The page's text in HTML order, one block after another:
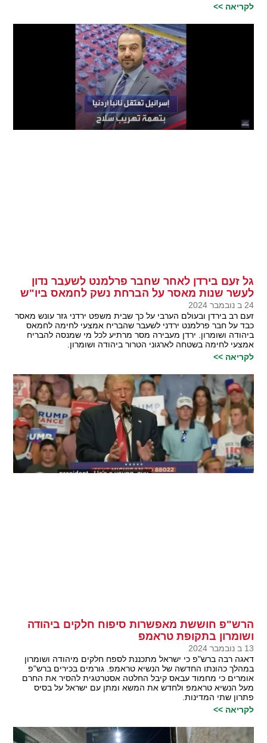
לקריאה >>
גל זעם בירדן לאחר שחבר פרלמנט לשעבר נדון
לעשר שנות מאסר על הברחת נשק לחמאס ביו"ש
24 ב נובמבר 2024
זעם רב בירדן ובעולם הערבי על כך שבית משפט ירדני גזר עונש מאסר
כבד על חבר פרלמנט ירדני לשעבר שהבריח אמצעי לחימה לחמאס
ביהודה ושומרון. ירדן מעבירה מסר מרתיע לכל מי שמנסה להבריח
אמצעי לחימה בשטחה לארגוני הטרור ביהודה ושומרון.
לקריאה >>
הרש"פ חוששת מאפשרות סיפוח חלקים ביהודה
ושומרון בתקופת טראמפ
13 ב נובמבר 2024
דאגה רבה ברש"פ כי ישראל מתכננת לספח חלקים מיהודה ושומרון
במהלך כהונתו החדשה של הנשיא טראמפ. גורמים בכירים ברש"פ
אומרים כי מחמוד עבאס קיבל החלטה אסטרטגית להסיר את החרם
מעל הנשיא טראמפ ולחדש את המשא ומתן עם ישראל על בסיס
פתרון שתי המדינות.
לקריאה >>